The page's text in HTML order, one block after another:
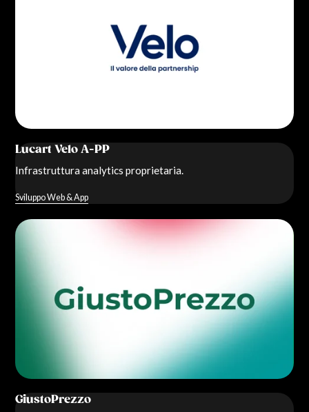
Lucart Velo A-PP
Infrastruttura analytics proprietaria.
Sviluppo Web & App
GiustoPrezzo